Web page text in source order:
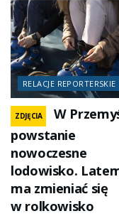
RELACJE REPORTERSKIE
ZDJĘCIA
W
powstanie
nowoczesne
lodowisko.
ma zmieniać się
w rolkowisko